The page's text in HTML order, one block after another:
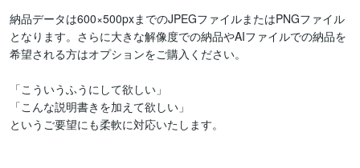
納品データは600×500pxまでのJPEGファイルまたはPNGファイル
となります。さらに大きな解像度での納品やAIファイルでの納品を
希望される方はオプションをご購入ください。
「こういうふうにして欲しい」
「こんな説明書きを加えて欲しい」
というご要望にも柔軟に対応いたします。